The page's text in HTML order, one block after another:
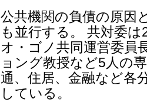
公共機関の負債の原因
も並行する。 共対委
オ・ゴノ共同運営委員
ョング教授など5人の
通、住居、金融など各
している。